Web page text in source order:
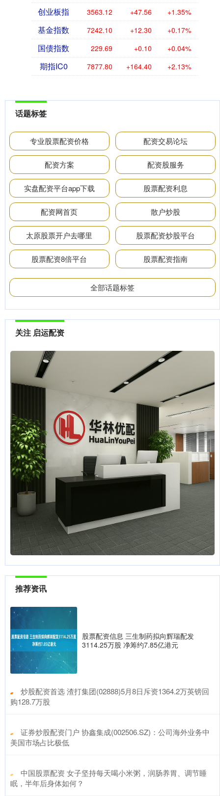
创业板指 3563.12 +47.56 +1.35%
基金指数 7242.10 +12.30 +0.17%
国债指数 229.69 +0.10 +0.04%
期指IC0 7877.80 +164.40 +2.13%
话题标签
专业股票配资价格 配资交易论坛
配资方案 配资股服务
实盘配资平台app下载 股票配资利息
配资网首页 散户炒股
太原股票开户去哪里 股票配资炒股平台
股票配资8倍平台 股票配资指南
全部话题标签
关注 启运配资
推荐资讯
股票配资信息 三生制药拟向辉瑞配发
3114.25万股 净筹约7.85亿港元
​炒股配资首选 渣打集团(02888)5月8日斥资1364.2万英镑回
购128.7万股
​证券炒股配资门户 协鑫集成(002506.SZ)：公司海外业务中
美国市场占比极低
​中国股票配资 女子坚持每天喝小米粥，润肠养胃、调节睡
眠，半年后身体如何？